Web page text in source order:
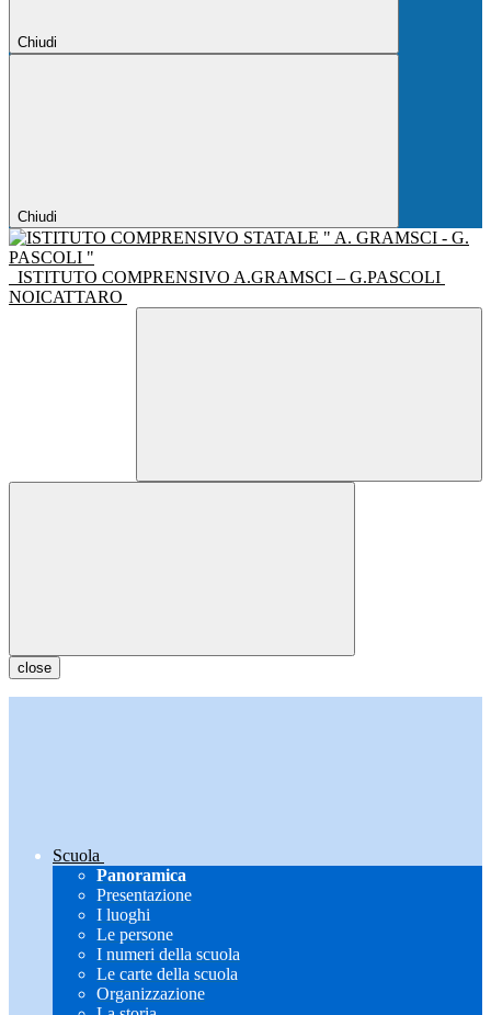
Chiudi
Chiudi
ISTITUTO COMPRENSIVO A.GRAMSCI – G.PASCOLI
NOICATTARO
close
Scuola
Panoramica
Presentazione
I luoghi
Le persone
I numeri della scuola
Le carte della scuola
Organizzazione